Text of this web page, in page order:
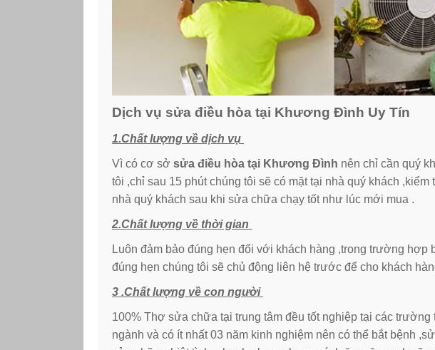
Dịch vụ sửa điều hòa tại Khương Đình Uy Tín
1.Chất lượng về dịch vụ
Vì có cơ sở sửa điều hòa tại Khương Đình nên chỉ cần quý
tôi ,chỉ sau 15 phút chúng tôi sẽ có mặt tại nhà quý khách
nhà quý khách sau khi sửa chữa chạy tốt như lúc mới mua .
2.Chất lượng về thời gian
Luôn đảm bảo đúng hẹn đối với khách hàng ,trong trường
đúng hẹn chúng tôi sẽ chủ động liên hệ trước để cho khách
3 .Chất lượng về con người
100% Thợ sửa chữa tại trung tâm đều tốt nghiệp tại các trường
ngành và có ít nhất 03 năm kinh nghiệm nên có thể bắt bệnh